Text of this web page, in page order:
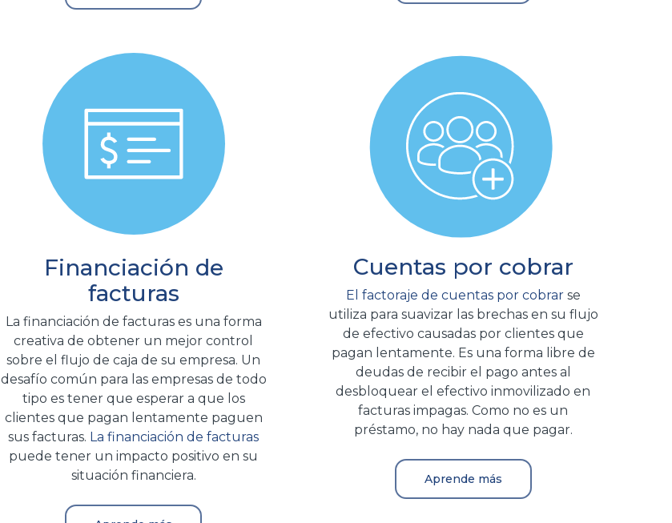
Financiación de
facturas
La financiación de facturas es una forma
creativa de obtener un mejor control
sobre el flujo de caja de su empresa. Un
desafío común para las empresas de todo
tipo es tener que esperar a que los
clientes que pagan lentamente paguen
sus facturas. La financiación de facturas
puede tener un impacto positivo en su
situación financiera.
Cuentas por cobrar
El factoraje de cuentas por cobrarse
utiliza para suavizar las brechas en su flujo
de efectivo causadas por clientes que
pagan lentamente. Es una forma libre de
deudas de recibir el pago antes al
desbloquear el efectivo inmovilizado en
facturas impagas. Como no es un
préstamo, no hay nada que pagar.
Aprende más